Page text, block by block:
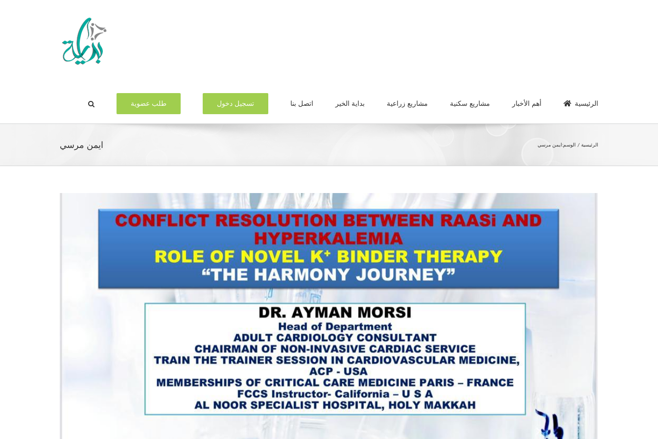
الرئيسية أهم الأخبار مشاريع سكنية مشاريع زراعية بداية الخير اتصل بنا تسجيل دخول طلب عضوية
ايمن مرسي الرئيسية الوسم:ايمن مرسي